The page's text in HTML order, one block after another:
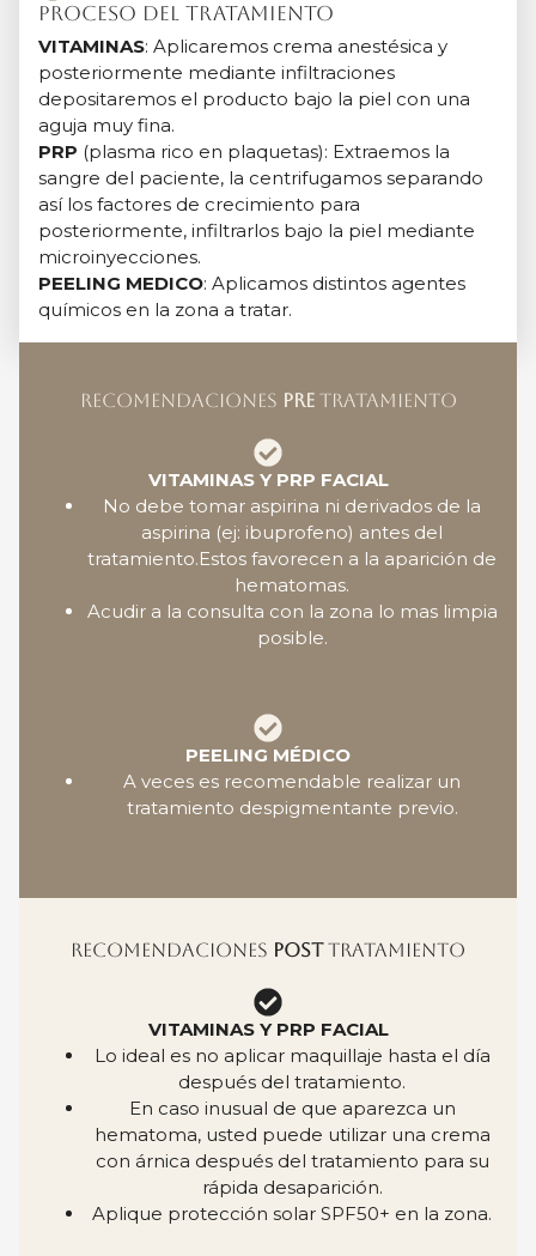
Proceso del tratamiento
VITAMINAS: Aplicaremos crema anestésica y
posteriormente mediante infiltraciones
depositaremos el producto bajo la piel con una
aguja muy fina.
PRP (plasma rico en plaquetas): Extraemos la
sangre del paciente, la centrifugamos separando
así los factores de crecimiento para
posteriormente, infiltrarlos bajo la piel mediante
microinyecciones.
PEELING MEDICO: Aplicamos distintos agentes
químicos en la zona a tratar.
RECOMENDACIONES PRETRATAMIENTO
VITAMINAS Y PRP FACIAL
No debe tomar aspirina ni derivados de la
aspirina (ej: ibuprofeno) antes del
tratamiento.Estos favorecen a la aparición de
hematomas.
Acudir a la consulta con la zona lo mas limpia
posible.
PEELING MÉDICO
A veces es recomendable realizar un
tratamiento despigmentante previo.
RECOMENDACIONES POSTTRATAMIENTO
VITAMINAS Y PRP FACIAL
Lo ideal es no aplicar maquillaje hasta el día
después del tratamiento.
En caso inusual de que aparezca un
hematoma, usted puede utilizar una crema
con árnica después del tratamiento para su
rápida desaparición.
Aplique protección solar SPF50+ en la zona.